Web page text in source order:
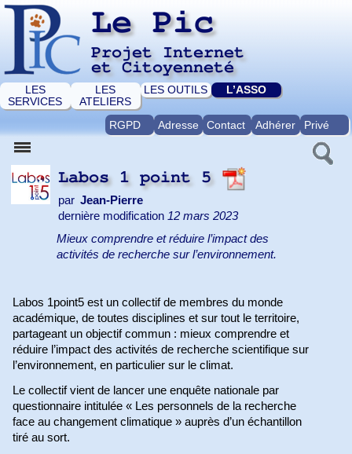
Le Pic
Projet Internet
et Citoyenneté
LES
SERVICES
LES
ATELIERS
LES OUTILS L’ASSO
RGPD Adresse Contact Adhérer Privé
Labos 1 point 5
par Jean-Pierre
dernière modification 12 mars 2023
Mieux comprendre et réduire l’impact des
activités de recherche sur l’environnement.
Labos 1point5 est un collectif de membres du monde
académique, de toutes disciplines et sur tout le territoire,
partageant un objectif commun : mieux comprendre et
réduire l’impact des activités de recherche scientifique sur
l’environnement, en particulier sur le climat.
Le collectif vient de lancer une enquête nationale par
questionnaire intitulée « Les personnels de la recherche
face au changement climatique » auprès d’un échantillon
tiré au sort.